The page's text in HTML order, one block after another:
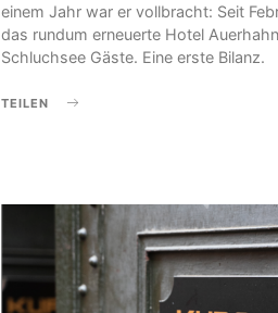
einem Jahr war er vollbracht: Seit
das rundum erneuerte Hotel
Schluchsee Gäste. Eine erste Bilanz.
TEILEN